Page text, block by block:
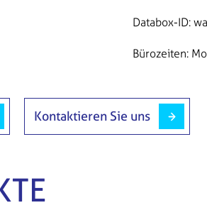
Databox-ID:
Bürozeiten:
Kontaktieren Sie uns